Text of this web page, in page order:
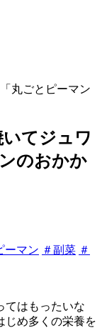
丸ごとピーマン
てジュワ
のおかか
ーマン ＃副菜 ＃
てはもったいな
じめ多くの栄養を